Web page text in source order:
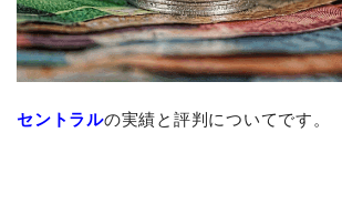
セントラルの実績と評判についてです。